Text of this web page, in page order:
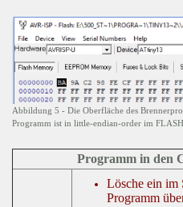
Abbildung 5 - Die Oberfläche des
Programm ist in little-endian-order im FLASH
Programm in den
Lösche ein im
Programm